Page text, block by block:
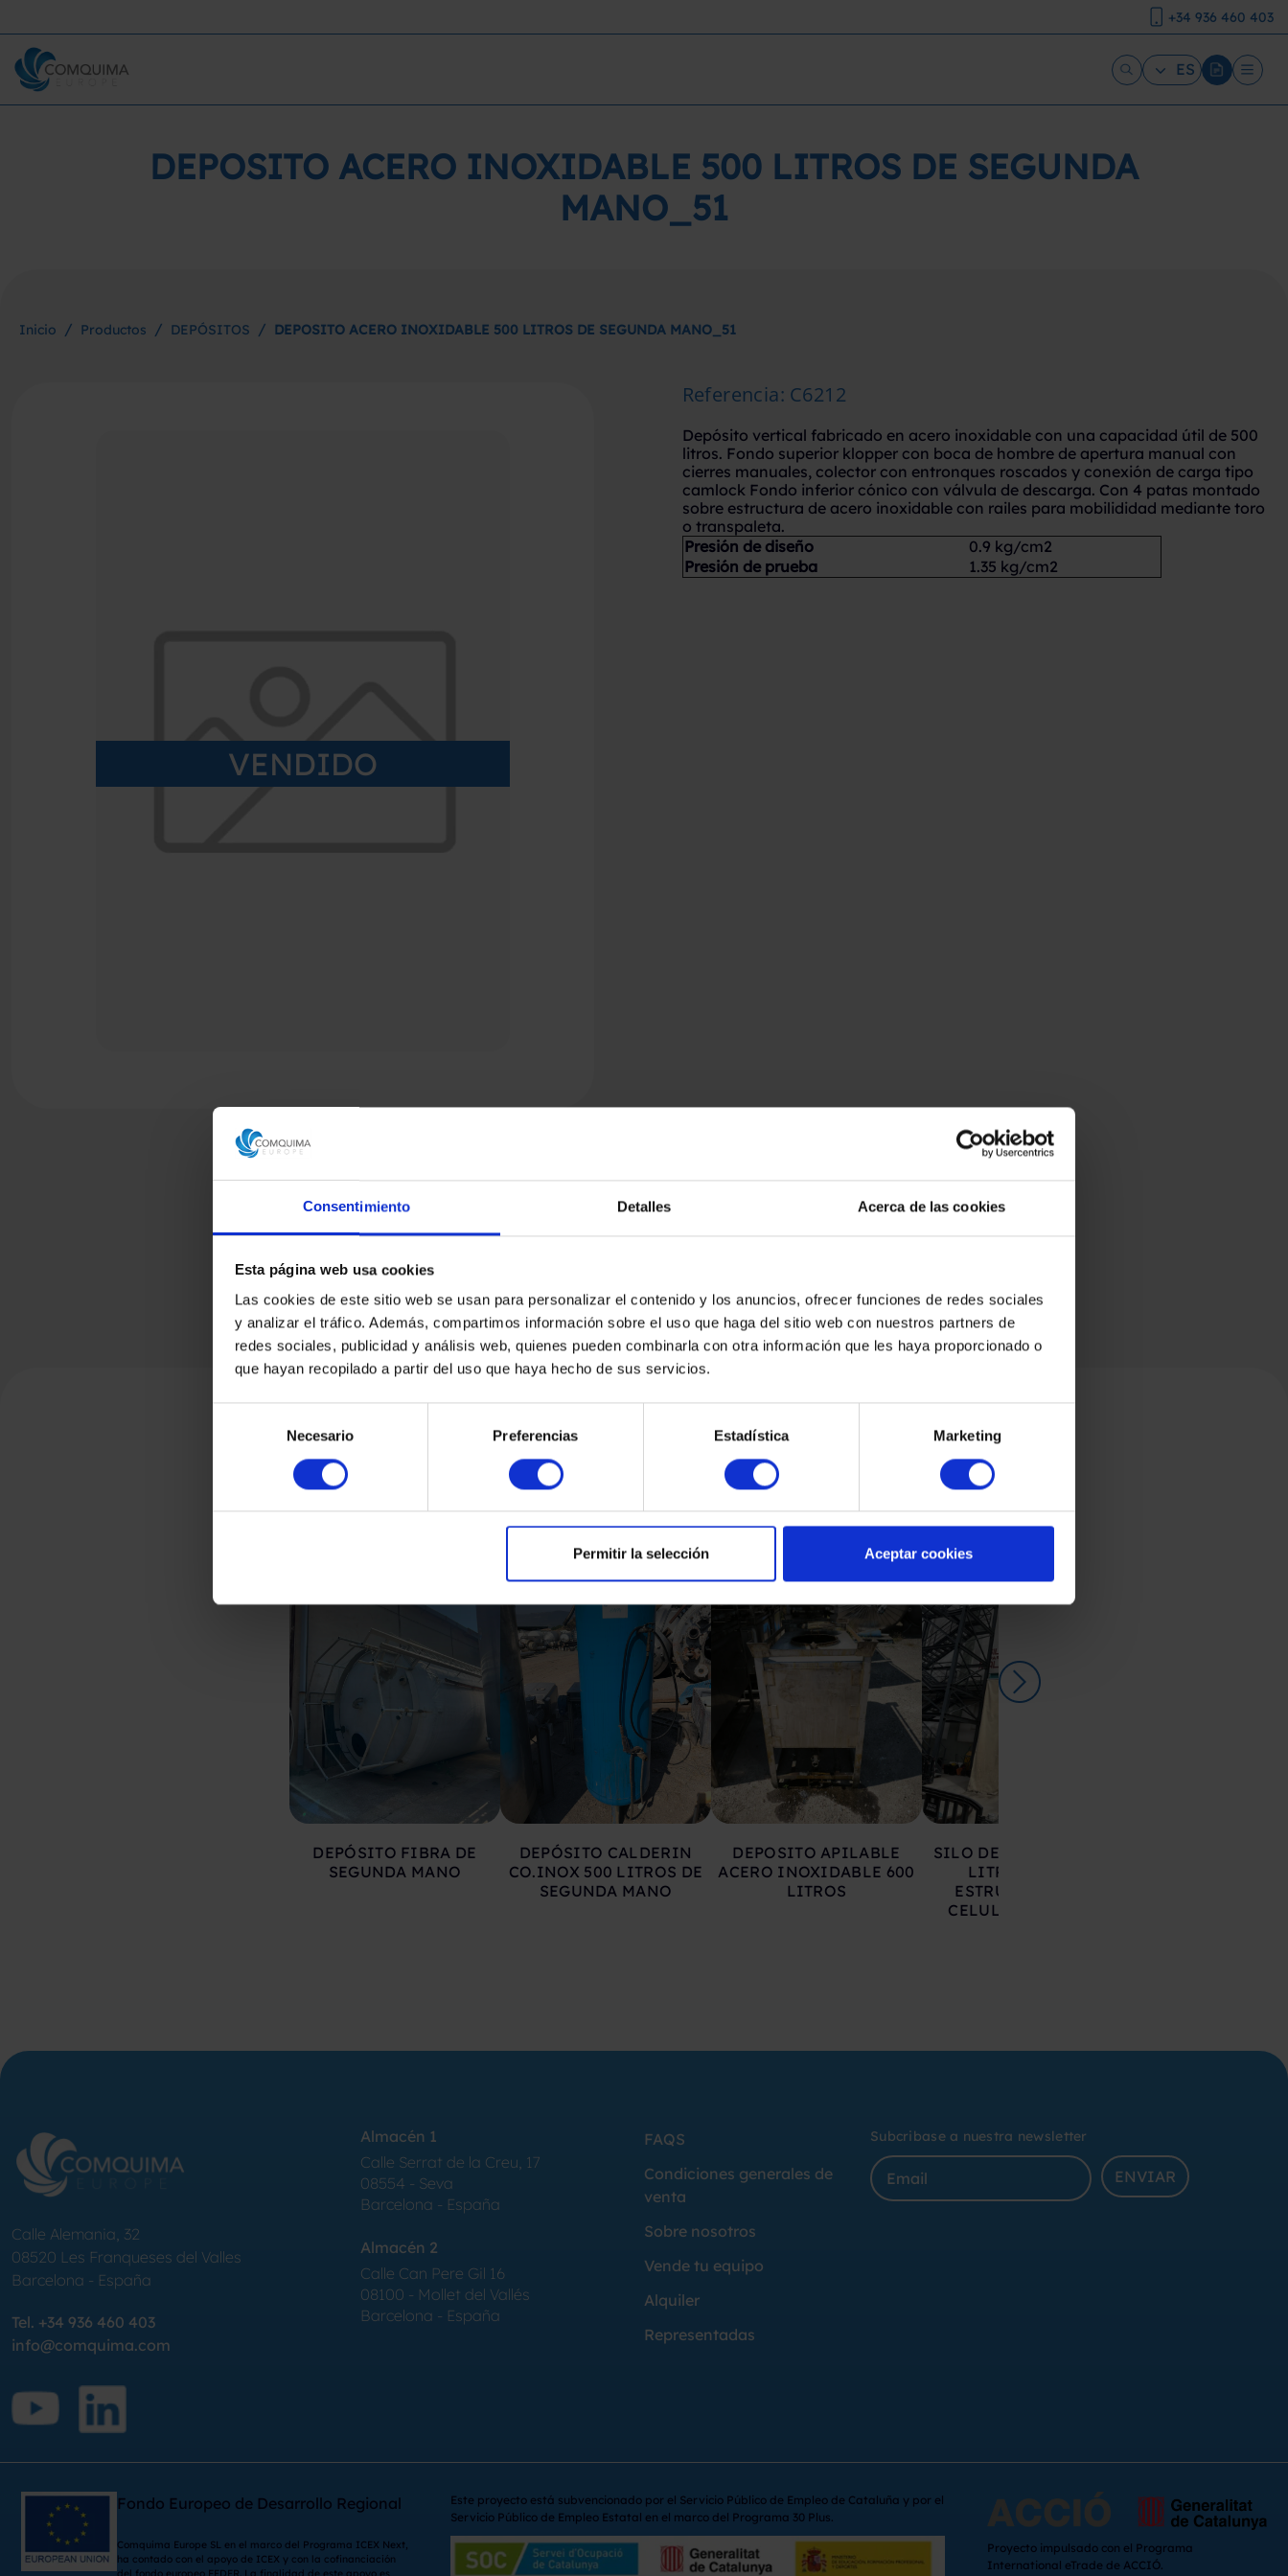
Consentimiento Detalles Acerca de las cookies
Esta página web usa cookies
Las cookies de este sitio web se usan para personalizar el contenido y los anuncios, ofrecer funciones de redes sociales
y analizar el tráfico. Además, compartimos información sobre el uso que haga del sitio web con nuestros partners de
redes sociales, publicidad y análisis web, quienes pueden combinarla con otra información que les haya proporcionado o
que hayan recopilado a partir del uso que haya hecho de sus servicios.
consentimiento
Necesario Preferencias Estadística Marketing
Permitir la selección Aceptar cookies
+34 936 460 403
ES
DEPOSITO ACERO INOXIDABLE 500 LITROS DE SEGUNDA
MANO_51
Inicio / Productos / DEPÓSITOS / DEPOSITO ACERO INOXIDABLE 500 LITROS DE SEGUNDA MANO_51
VENDIDO
Referencia: C6212
Depósito vertical fabricado en acero inoxidable con una capacidad útil de 500
litros. Fondo superior klopper con boca de hombre de apertura manual con
cierres manuales, colector con entronques roscados y conexión de carga tipo
camlock Fondo inferior cónico con válvula de descarga. Con 4 patas montado
sobre estructura de acero inoxidable con railes para mobilididad mediante toro
o transpaleta.
Presión de diseño
0.9 kg/cm2
Presión de prueba
1.35 kg/cm2
Productos Relacionados
DEPÓSITO FIBRA DE
SEGUNDA MANO
DEPÓSITO CALDERIN
CO.INOX 500 LITROS DE
SEGUNDA MANO
DEPOSITO APILABLE
ACERO INOXIDABLE 600
LITROS
SILO DE HIERRO 17.000
LITROS SOBRE
ESTRUCTURA CON
CELULAS DE CARGA
Calle Alemania, 32
08520 Les Franqueses del Valles
Barcelona - España
Tel. +34 936 460 403
info@comquima.com
Almacén 1
Calle Serrat de la Creu, 17
08554 - Seva
Barcelona - España
Almacén 2
Calle Can Pere Gil 16
08100 - Mollet del Vallés
Barcelona - España
FAQS
Condiciones generales de
venta
Sobre nosotros
Vende tu equipo
Alquiler
Representadas
Subcribase a nuestra newsletter
ENVIAR
Fondo Europeo de Desarrollo Regional
Comquima Europe SL en el marco del Programa ICEX Next,
ha contado con el apoyo de ICEX y con la cofinanciación
Este proyecto está subvencionado por el Servicio Público de Empleo de Cataluña y por el
Servicio Público de Empleo Estatal en el marco del Programa 30 Plus.
Proyecto impulsado con el Programa
International eTrade de ACCIÓ.